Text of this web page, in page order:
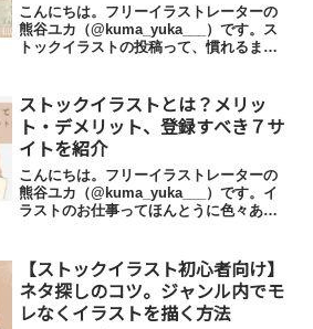
こんにちは。フリーイラストレーターの
熊谷ユカ（@kuma_yuka___）です。ス
トックイラストの投稿って、慣れるまで
グって何？」「モデルリリースって
何？！ チェック入...
ストックイラストとは？メリッ
ト・デメリット、登録すべき７サ
イトを紹介
こんにちは。フリーイラストレーターの
熊谷ユカ（@kuma_yuka___）です。イ
ラストのお仕事ってほんとうに色々あり
由は、一般的な請負のイラストのお仕事
と違い、「自動...
【ストックイラスト初心者向け】
ネタ探しのコツ。ジャンル内でモ
レなくイラストを描く方法